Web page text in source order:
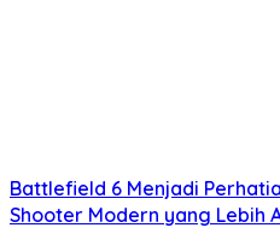
Battlefield 6 Menjadi
Shooter Modern yang Lebih